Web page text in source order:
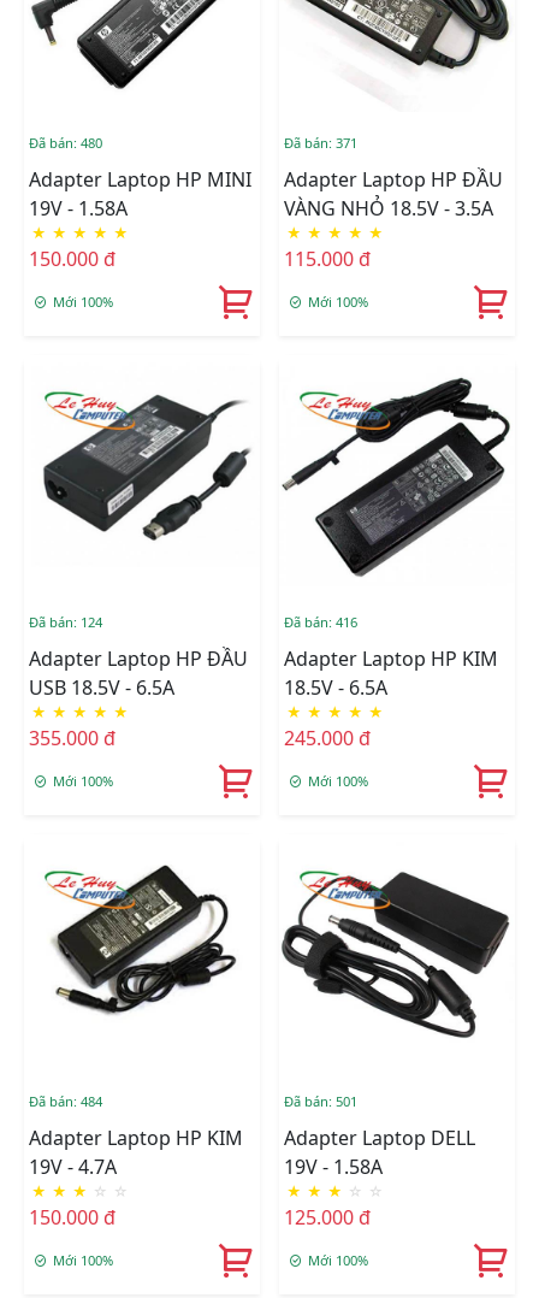
Đã bán: 480
Adapter Laptop HP MINI
19V - 1.58A
★ ★ ★ ★ ★
150.000 đ
Mới 100%
Đã bán: 371
Adapter Laptop HP ĐẦU
VÀNG NHỎ 18.5V - 3.5A
★ ★ ★ ★ ★
115.000 đ
Mới 100%
Đã bán: 124
Adapter Laptop HP ĐẦU
USB 18.5V - 6.5A
★ ★ ★ ★ ★
355.000 đ
Mới 100%
Đã bán: 416
Adapter Laptop HP KIM
18.5V - 6.5A
★ ★ ★ ★ ★
245.000 đ
Mới 100%
Đã bán: 484
Adapter Laptop HP KIM
19V - 4.7A
★ ★ ★ ☆ ☆
150.000 đ
Mới 100%
Đã bán: 501
Adapter Laptop DELL
19V - 1.58A
★ ★ ★ ☆ ☆
125.000 đ
Mới 100%